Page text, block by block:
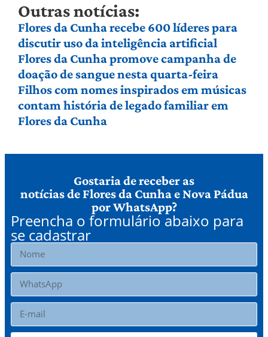
Outras notícias:
Flores da Cunha recebe 600 líderes para
discutir uso da inteligência artificial
Flores da Cunha promove campanha de
doação de sangue nesta quarta-feira
Filhos com nomes inspirados em músicas
contam história de legado familiar em
Flores da Cunha
Gostaria de receber as
notícias de Flores da Cunha e Nova Pádua
por WhatsApp?
Preencha o formulário abaixo para
se cadastrar